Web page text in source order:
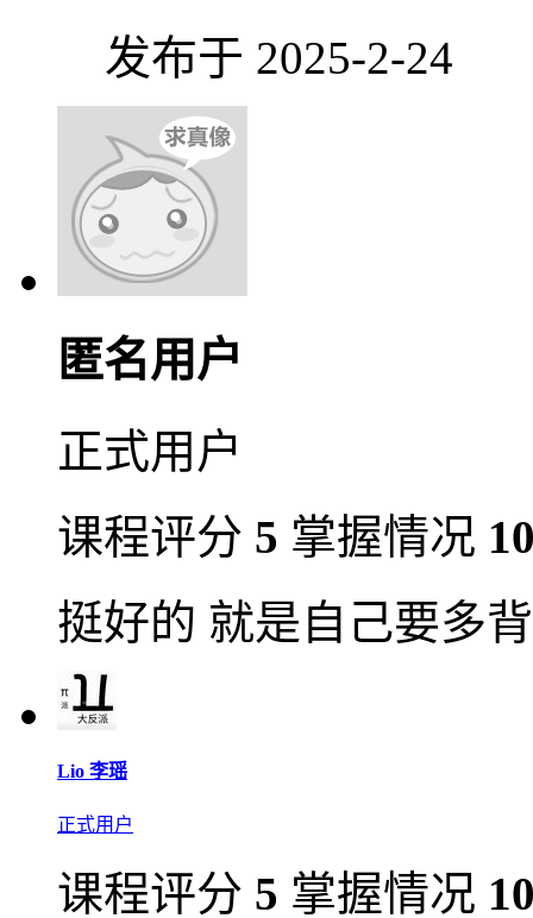
发布于 2025-2-24
匿名用户
正式用户
课程评分 5 掌握情况
挺好的 就是自己要多背
Lio 李瑶
正式用户
课程评分 5 掌握情况